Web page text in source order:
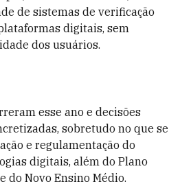
de sistemas de verificação
digitais, sem
dos usuários.
esse ano e decisões
sobretudo no que se
e regulamentação do
digitais, além do Plano
do Novo Ensino Médio.